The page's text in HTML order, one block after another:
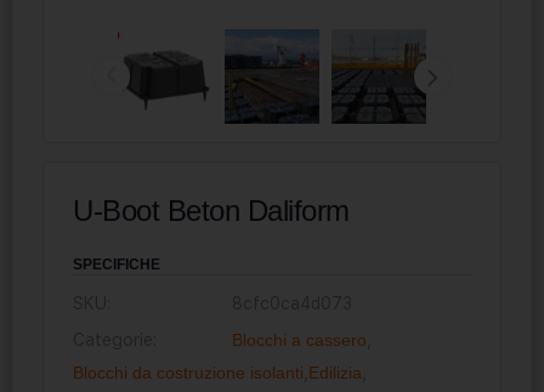
U-Boot Beton Daliform
SPECIFICHE
Blocchi a cassero
Blocchi da costruzione isolanti Edilizia